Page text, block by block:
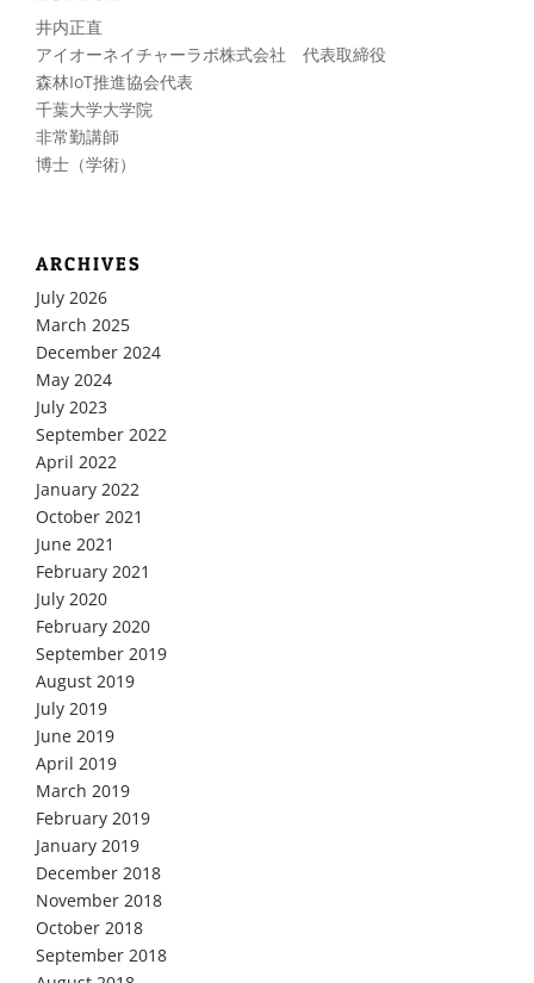
井内正直
アイオーネイチャーラボ株式会社 代表取締役
森林IoT推進協会代表
千葉大学大学院
非常勤講師
博士（学術）
ARCHIVES
July 2026
March 2025
December 2024
May 2024
July 2023
September 2022
April 2022
January 2022
October 2021
June 2021
February 2021
July 2020
February 2020
September 2019
August 2019
July 2019
June 2019
April 2019
March 2019
February 2019
January 2019
December 2018
November 2018
October 2018
September 2018